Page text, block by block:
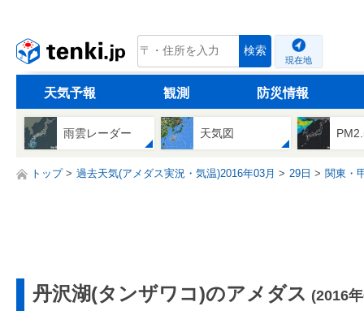
tenki.jp 検索
現在地
天気予報 観測 防災情報
雨雲レーダー 天気図
トップ 過去天気(アメダス実況・気温)2016年03月 29日 関東・
丹沢湖(タンザワコ)のアメダス (2016